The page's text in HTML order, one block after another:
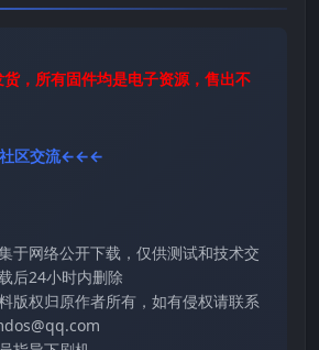
，所有固件均是电子资源，售出不
区交流←←←
于网络公开下载，仅供测试和技术交
后24小时内删除
版权归原作者所有，如有侵权请联系